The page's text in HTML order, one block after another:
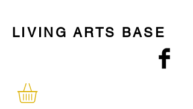
LIVING ARTS BASE